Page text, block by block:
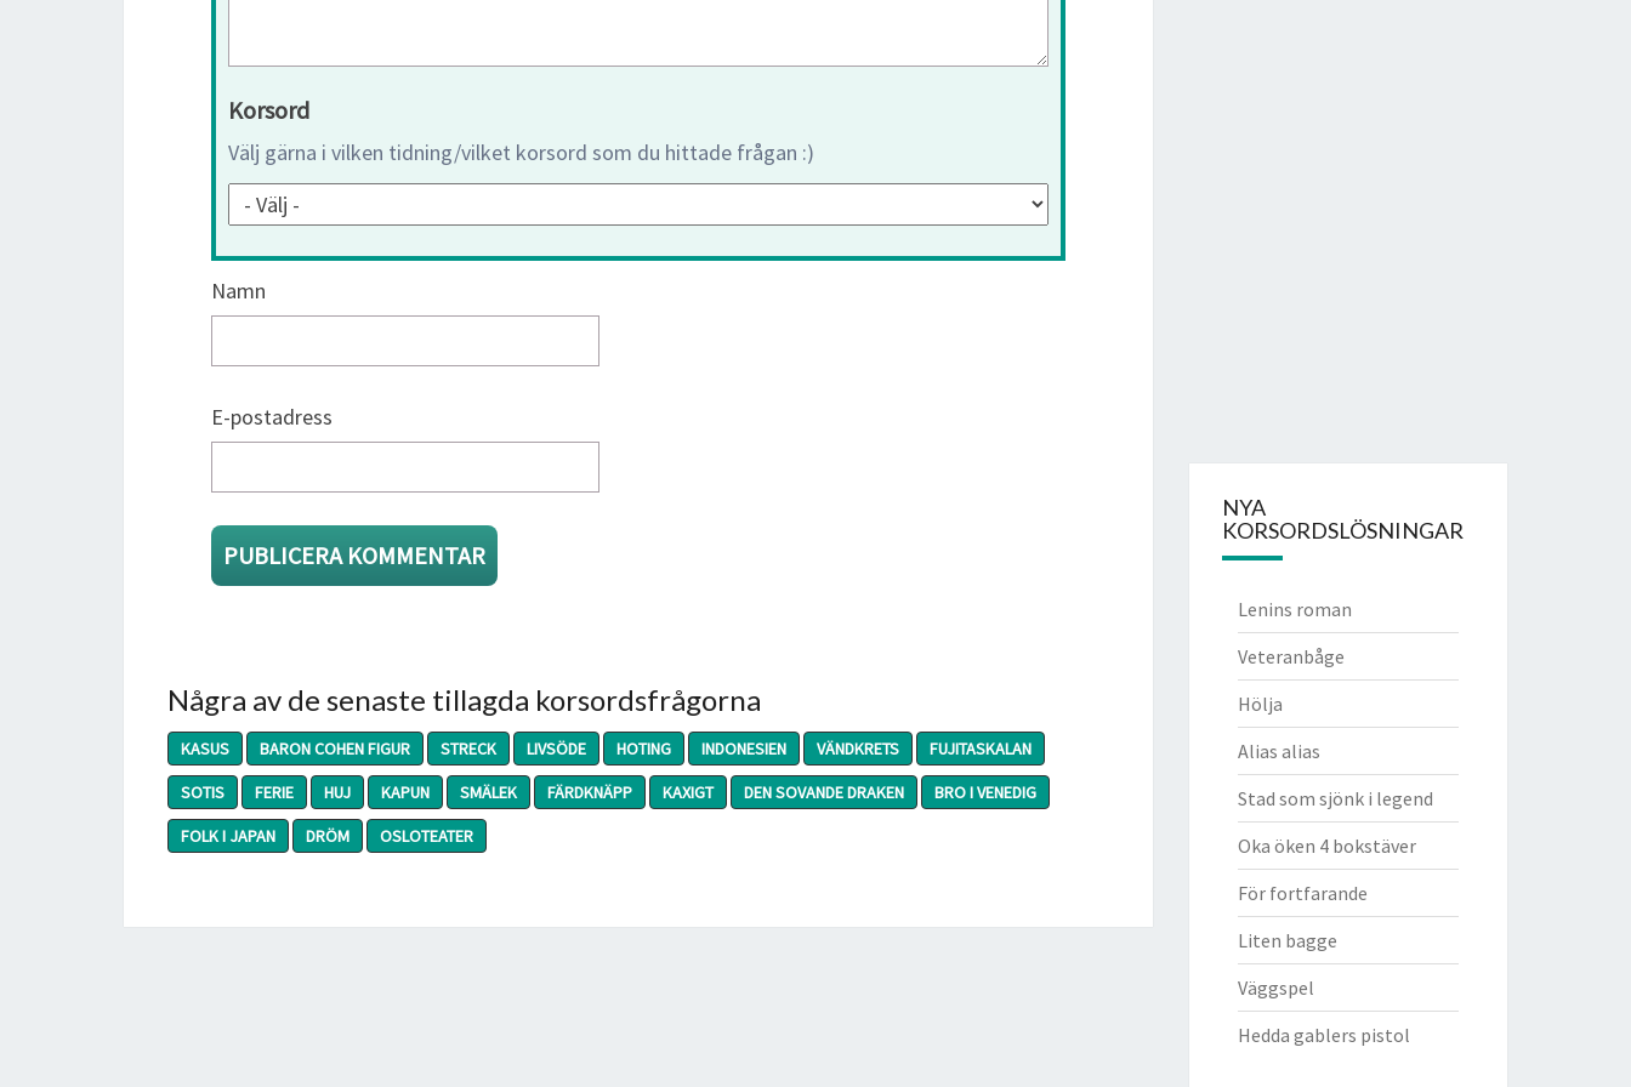
Korsord
Välj gärna i vilken tidning/vilket korsord som du hittade frågan :)
Namn
E-postadress
Några av de senaste tillagda korsordsfrågorna
KASUS BARON COHEN FIGUR STRECK LIVSÖDE HOTING INDONESIEN VÄNDKRETS
FUJITASKALAN
SOTIS
FERIE HUJ KAPUN SMÄLEK FÄRDKNÄPP KAXIGT DEN SOVANDE DRAKEN
BRO I VENEDIG
FOLK I JAPAN
DRÖM OSLOTEATER
NYA
KORSORDSLÖSNINGAR
Lenins roman
Veteranbåge
Hölja
Alias alias
Stad som sjönk i legend
Oka öken 4 bokstäver
För fortfarande
Liten bagge
Väggspel
Hedda gablers pistol